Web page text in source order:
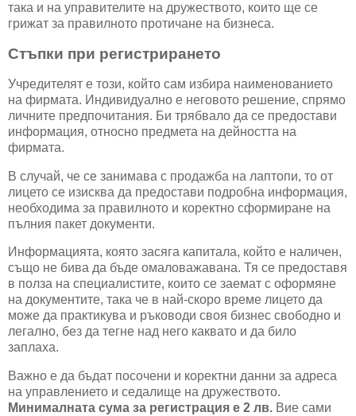
така и на управителите на дружеството, които ще се
грижат за правилното протичане на бизнеса.
Стъпки при регистрирането
Учредителят е този, който сам избира наименованието
на фирмата. Индивидуално е неговото решение, спрямо
личните предпочитания. Би трябвало да се предостави
информация, относно предмета на дейността на
фирмата.
В случай, че се занимава с продажба на лаптопи, то от
лицето се изисква да предостави подробна информация,
необходима за правилното и коректно сформиране на
пълния пакет документи.
Информацията, която засяга капитала, който е наличен,
също не бива да бъде омаловажавана. Тя се предоставя
в полза на специалистите, които се заемат с оформяне
на документите, така че в най-скоро време лицето да
може да практикува и ръководи своя бизнес свободно и
легално, без да тегне над него каквато и да било
заплаха.
Важно е да бъдат посочени и коректни данни за адреса
на управлението и седалище на дружеството.
Минималната сума за регистрация е 2 лв. Вие сами